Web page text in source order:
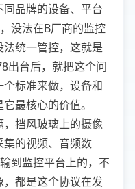
品牌的设备、平台
没法在B厂商的监控
统一管控，这就是
出台后，就把这个问
标准来做，设备和
最核心的价值。
挡风玻璃上的摄像
的视频、音频数
到监控平台上的，不
都是这个协议在发